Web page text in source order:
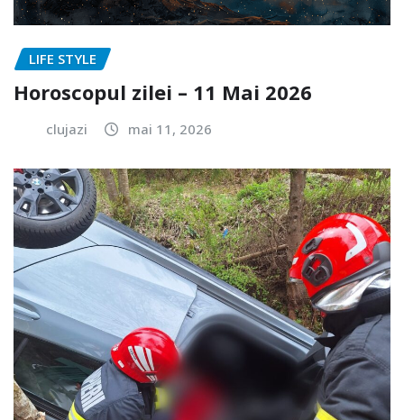
LIFE STYLE
Horoscopul zilei – 11 Mai 2026
clujazi mai 11, 2026